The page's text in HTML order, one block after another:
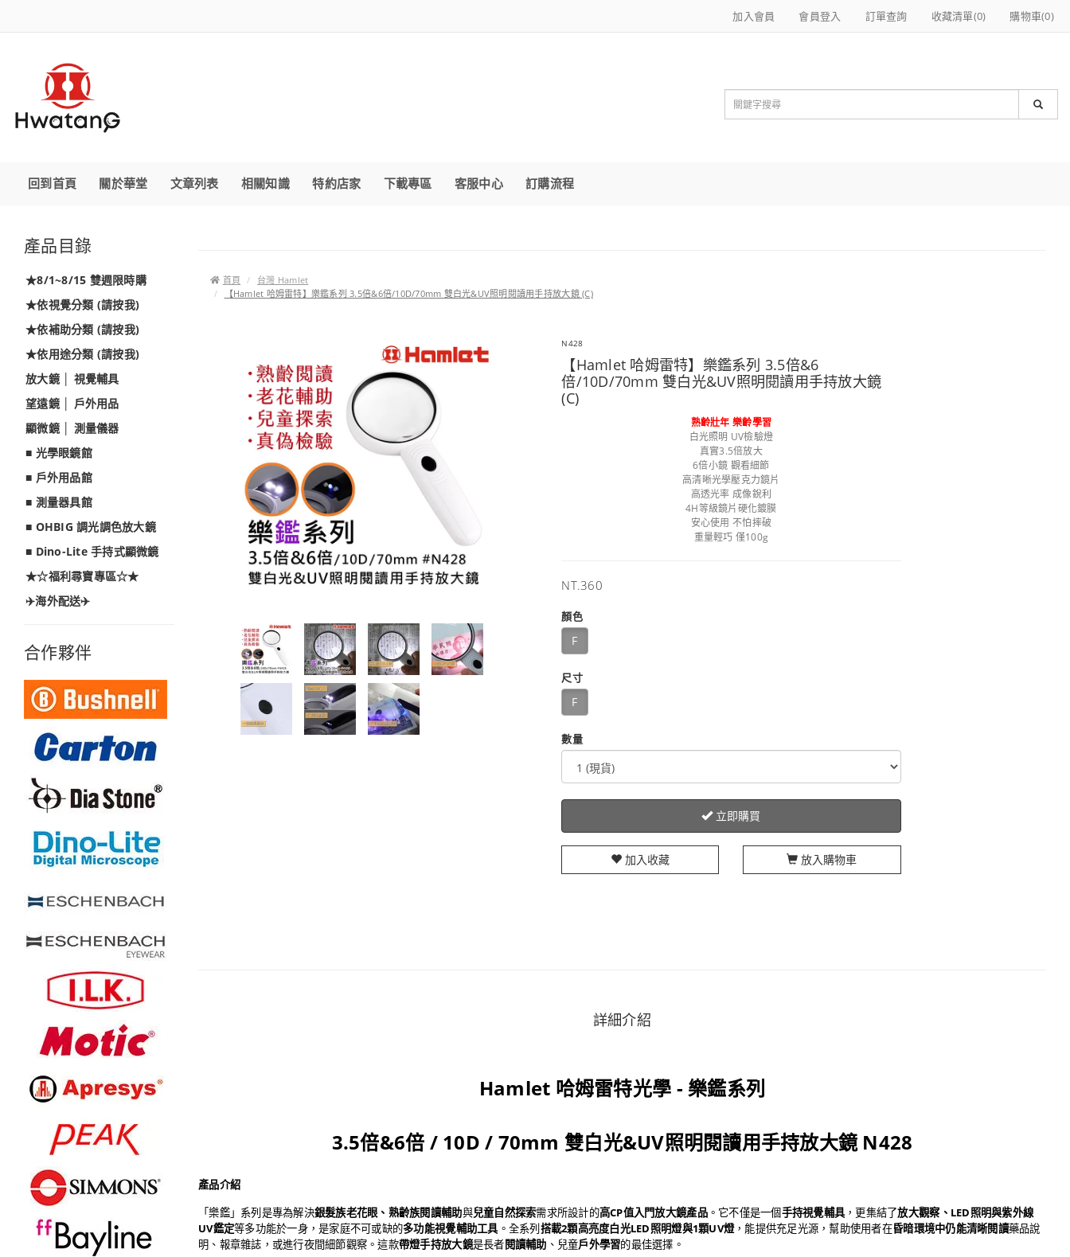
加入會員 會員登入 訂單查詢 收藏清單(0) 購物車(0)
回到首頁 關於華堂 文章列表 相關知識 特約店家 下載專區 客服中心 訂購流程
產品目錄
★8/1~8/15 雙週限時購
★依視覺分類 (請按我)
★依補助分類 (請按我)
★依用途分類 (請按我)
放大鏡 │ 視覺輔具
望遠鏡 │ 戶外用品
顯微鏡 │ 測量儀器
■ 光學眼鏡館
■ 戶外用品館
■ 測量器具館
■ OHBIG 調光調色放大鏡
■ Dino-Lite 手持式顯微鏡
★☆福利尋寶專區☆★
✈️海外配送✈️
合作夥伴
首頁
台灣 Hamlet
【Hamlet 哈姆雷特】樂鑑系列 3.5倍&6倍/10D/70mm 雙白光&UV照明閱讀用手持放大鏡 (C)
N428
【Hamlet 哈姆雷特】樂鑑系列 3.5倍&6
倍/10D/70mm 雙白光&UV照明閱讀用手持放大鏡
(C)
熟齡壯年 樂齡學習
白光照明 UV檢驗燈
真實3.5倍放大
6倍小鏡 觀看細節
高清晰光學壓克力鏡片
高透光率 成像銳利
4H等級鏡片硬化鍍膜
安心使用 不怕摔破
重量輕巧 僅100g
售
NT.360
顏色
F
尺寸
F
數量
立即購買
加入收藏 放入購物車
詳細介紹
Hamlet 哈姆雷特光學 - 樂鑑系列
3.5倍&6倍 / 10D / 70mm 雙白光&UV照明閱讀用手持放大鏡 N428
產品介紹
「樂鑑」系列是專為解決銀髮族老花眼、熟齡族閱讀輔助與兒童自然探索需求所設計的高CP值入門放大鏡產品。它不僅是一個手持視覺輔具，更集結了放大觀察、LED照明與紫外線
UV鑑定等多功能於一身，是家庭不可或缺的多功能視覺輔助工具。全系列搭載2顆高亮度白光LED照明燈與1顆UV燈，能提供充足光源，幫助使用者在昏暗環境中仍能清晰閱讀藥品說
明、報章雜誌，或進行夜間細節觀察。這款帶燈手持放大鏡是長者閱讀輔助 、兒童戶外學習的最佳選擇。